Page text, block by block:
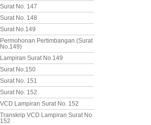
Surat No. 147
Surat No. 148
Surat No.149
Permohonan Pertimbangan (Surat
No.149)
Lampiran Surat No.149
Surat No.150
Surat No. 151
Surat No. 152
VCD Lampiran Surat No. 152
Transkrip VCD Lampiran Surat No.
152